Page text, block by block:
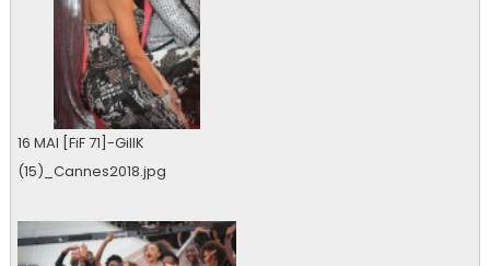
16 MAI [FiF 71]-GillK
(15)_Cannes2018.jpg